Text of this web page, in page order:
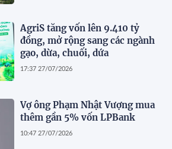
AgriS tăng vốn lên 9.410 tỷ
đồng, mở rộng sang các ngành
gạo, dừa, chuối, dứa
17:37 27/07/2026
Vợ ông Phạm Nhật Vượng mua
thêm gần 5% vốn LPBank
10:47 27/07/2026